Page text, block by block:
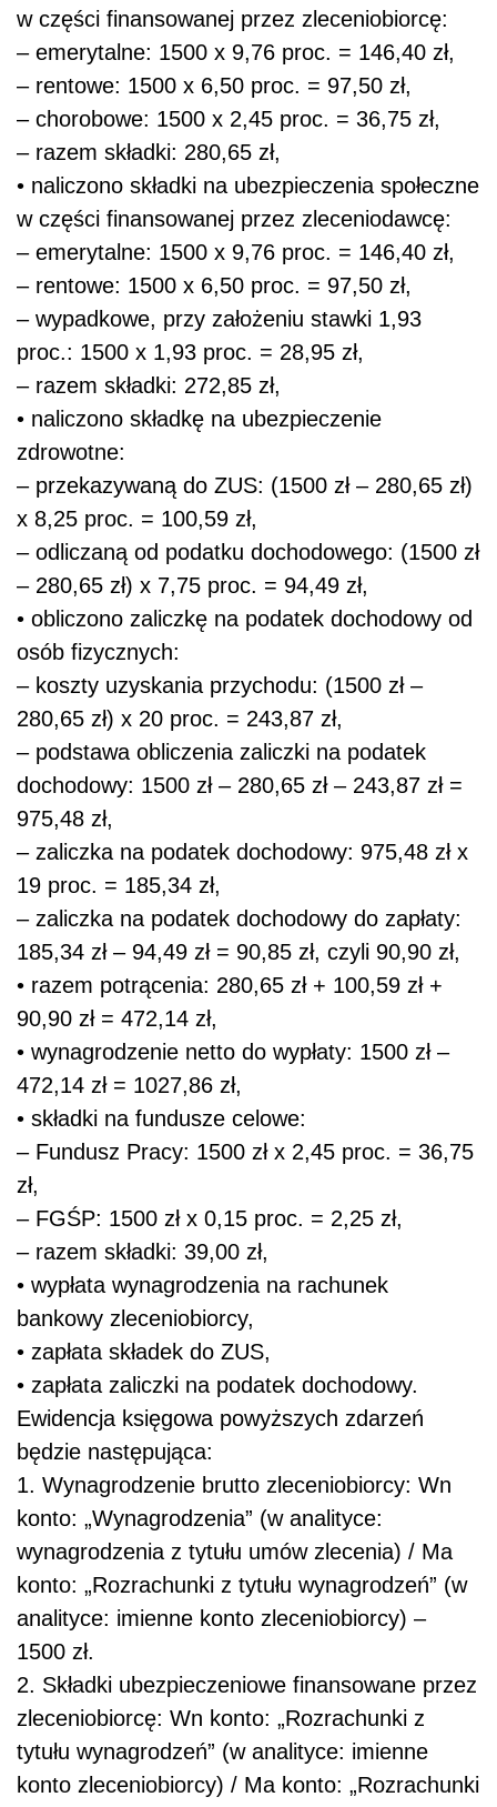
w części finansowanej przez zleceniobiorcę:
– emerytalne: 1500 x 9,76 proc. = 146,40 zł,
– rentowe: 1500 x 6,50 proc. = 97,50 zł,
– chorobowe: 1500 x 2,45 proc. = 36,75 zł,
– razem składki: 280,65 zł,
• naliczono składki na ubezpieczenia społeczne
w części finansowanej przez zleceniodawcę:
– emerytalne: 1500 x 9,76 proc. = 146,40 zł,
– rentowe: 1500 x 6,50 proc. = 97,50 zł,
– wypadkowe, przy założeniu stawki 1,93
proc.: 1500 x 1,93 proc. = 28,95 zł,
– razem składki: 272,85 zł,
• naliczono składkę na ubezpieczenie
zdrowotne:
– przekazywaną do ZUS: (1500 zł – 280,65 zł)
x 8,25 proc. = 100,59 zł,
– odliczaną od podatku dochodowego: (1500 zł
– 280,65 zł) x 7,75 proc. = 94,49 zł,
• obliczono zaliczkę na podatek dochodowy od
osób fizycznych:
– koszty uzyskania przychodu: (1500 zł –
280,65 zł) x 20 proc. = 243,87 zł,
– podstawa obliczenia zaliczki na podatek
dochodowy: 1500 zł – 280,65 zł – 243,87 zł =
975,48 zł,
– zaliczka na podatek dochodowy: 975,48 zł x
19 proc. = 185,34 zł,
– zaliczka na podatek dochodowy do zapłaty:
185,34 zł – 94,49 zł = 90,85 zł, czyli 90,90 zł,
• razem potrącenia: 280,65 zł + 100,59 zł +
90,90 zł = 472,14 zł,
• wynagrodzenie netto do wypłaty: 1500 zł –
472,14 zł = 1027,86 zł,
• składki na fundusze celowe:
– Fundusz Pracy: 1500 zł x 2,45 proc. = 36,75
zł,
– FGŚP: 1500 zł x 0,15 proc. = 2,25 zł,
– razem składki: 39,00 zł,
• wypłata wynagrodzenia na rachunek
bankowy zleceniobiorcy,
• zapłata składek do ZUS,
• zapłata zaliczki na podatek dochodowy.
Ewidencja księgowa powyższych zdarzeń
będzie następująca:
1. Wynagrodzenie brutto zleceniobiorcy: Wn
konto: „Wynagrodzenia” (w analityce:
wynagrodzenia z tytułu umów zlecenia) / Ma
konto: „Rozrachunki z tytułu wynagrodzeń” (w
analityce: imienne konto zleceniobiorcy) –
1500 zł.
2. Składki ubezpieczeniowe finansowane przez
zleceniobiorcę: Wn konto: „Rozrachunki z
tytułu wynagrodzeń” (w analityce: imienne
konto zleceniobiorcy) / Ma konto: „Rozrachunki